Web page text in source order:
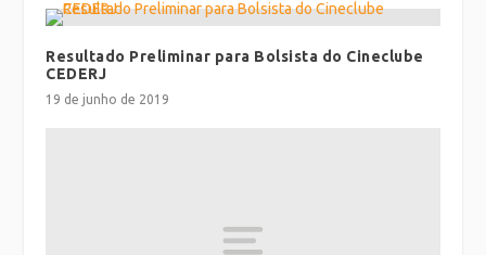
Resultado Preliminar para Bolsista do Cineclube
CEDERJ
19 de junho de 2019